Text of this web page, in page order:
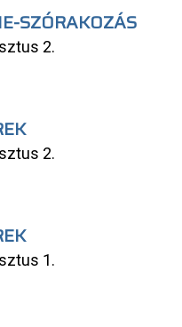
SZÓRAKOZÁS
2.
2.
1.